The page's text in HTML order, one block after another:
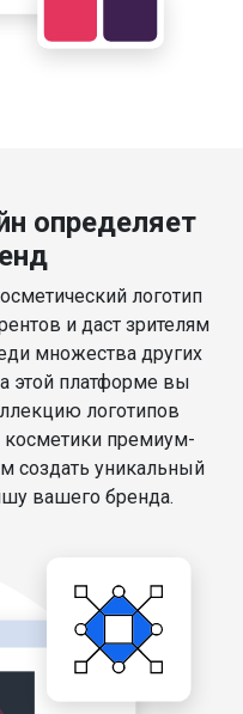
определяет
логотип
и даст зрителям
множества других
этой платформе вы
логотипов
косметики премиум-
создать уникальный
вашего бренда.